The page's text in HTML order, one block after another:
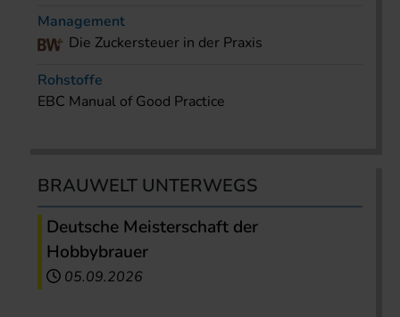
Management
Die Zuckersteuer in der Praxis
Rohstoffe
EBC Manual of Good Practice
BRAUWELT UNTERWEGS
Deutsche Meisterschaft der
Hobbybrauer
05.09.2026